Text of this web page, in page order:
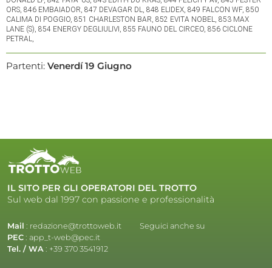
Partenti: Venerdí 19 Giugno
IL SITO PER GLI OPERATORI DEL TROTTO
Sul web dal 1997 con passione e professionalità
Mail : redazione@trottoweb.it
PEC : app_t-web@pec.it
Tel. / WA : +39 370 3541912
Seguici anche su